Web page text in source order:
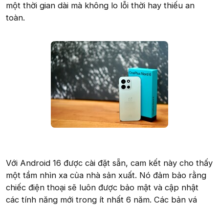
một thời gian dài mà không lo lỗi thời hay thiếu an
toàn.
Với Android 16 được cài đặt sẵn, cam kết này cho thấy
một tầm nhìn xa của nhà sản xuất. Nó đảm bảo rằng
chiếc điện thoại sẽ luôn được bảo mật và cập nhật
các tính năng mới trong ít nhất 6 năm. Các bản vá